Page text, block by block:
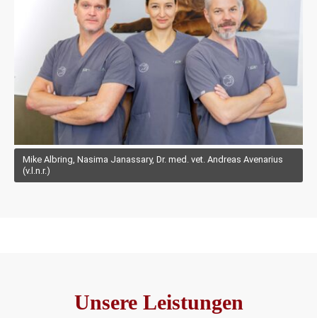
Mike Albring, Nasima Janassary, Dr. med. vet. Andreas Avenarius
(v.l.n.r.)
Unsere Leistungen